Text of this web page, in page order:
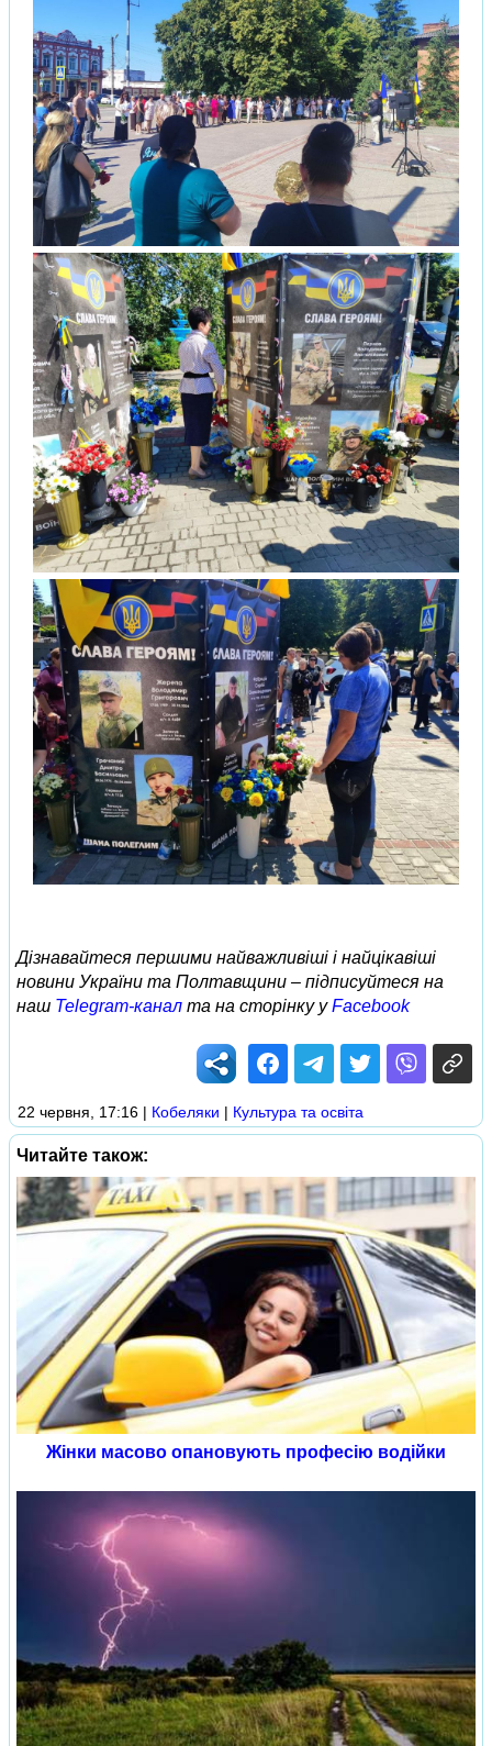
Дізнавайтеся першими найважливіші і найцікавіші
новини України та Полтавщини – підписуйтеся на
наш Telegram-канал та на сторінку уFacebook
22 червня, 17:16 | Кобеляки | Культура та освіта
Читайте також:
Жінки масово опановують професію водійки